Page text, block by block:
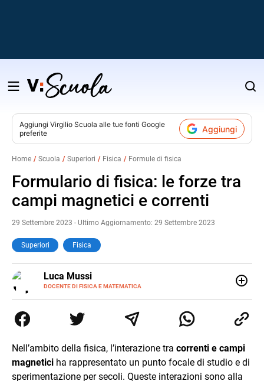
Salta
contenuto
Aggiungi Virgilio Scuola alle tue fonti Google
preferite
Aggiungi
Home Scuola Superiori Fisica Formule di fisica
Formulario di fisica: le forze tra
campi magnetici e correnti
29 Settembre 2023 - Ultimo Aggiornamento: 29 Settembre 2023
Superiori Fisica
Luca Mussi
DOCENTE DI FISICA E MATEMATICA
LINKEDIN
ALTRI
SITI
supporto allo studio con sedi a Milano e in Brianza.
Appassionato di cucina, viaggi, e sport come rugby,
imparare.
Nell’ambito della fisica, l’interazione tra correnti e campi
magnetici ha rappresentato un punto focale di studio e di
sperimentazione per secoli. Queste interazioni sono alla